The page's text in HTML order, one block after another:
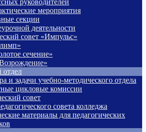
руководителей
мероприятия
секции
деятельности
совет «Импульс»
сечение»
отдел
и задачи учебно-методического отдела
цикловые комиссии
совет
совета колледжа
материалы для педагогических